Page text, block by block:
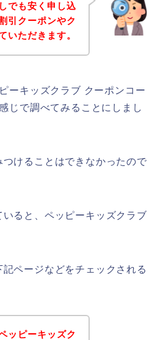
でも安く申し込
引クーポンやク
いただきます。
ーキッズクラブ クーポンコー
じで調べてみることにしまし
けることはできなかったので
ると、ペッピーキッズクラブ
ページなどをチェックされる
ッピーキッズク